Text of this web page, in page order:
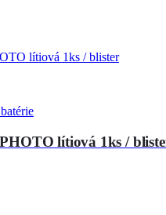
lítiová 1ks /